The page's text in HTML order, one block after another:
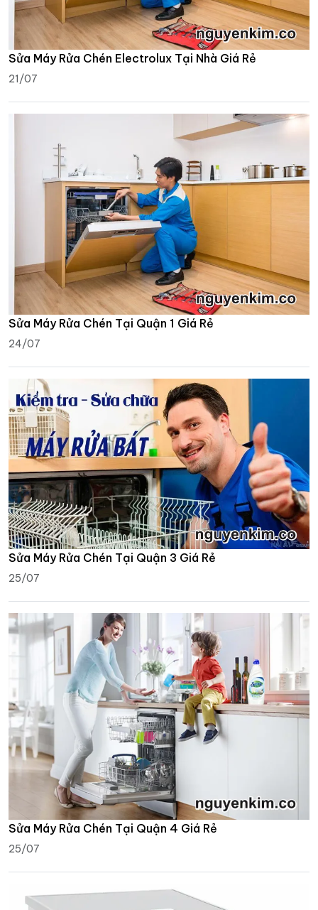
Sửa Máy Rửa Chén Electrolux Tại Nhà Giá Rẻ
21/07
Sửa Máy Rửa Chén Tại Quận 1 Giá Rẻ
24/07
Sửa Máy Rửa Chén Tại Quận 3 Giá Rẻ
25/07
Sửa Máy Rửa Chén Tại Quận 4 Giá Rẻ
25/07